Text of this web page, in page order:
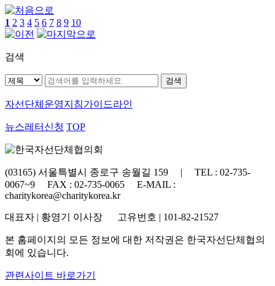
1 2 3 4 5 6 7 8 9 10
검색
자선단체 운영지침가이드라인
뉴스레터신청 TOP
(03165) 서울특별시 종로구 송월길 159 | TEL : 02-735-
0067~9 FAX : 02-735-0065 E-MAIL :
charitykorea@charitykorea.kr
대표자 | 황영기 이사장 고유번호 | 101-82-21527
본 홈페이지의 모든 정보에 대한 저작권은 한국자선단체협의
회에 있습니다.
관련사이트 바로가기